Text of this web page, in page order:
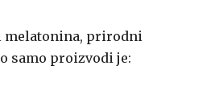
melatonina, prirodni
samo proizvodi je: